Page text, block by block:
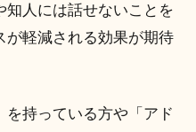
知人には話せないことを
が軽減される効果が期待
持っている方や「アド